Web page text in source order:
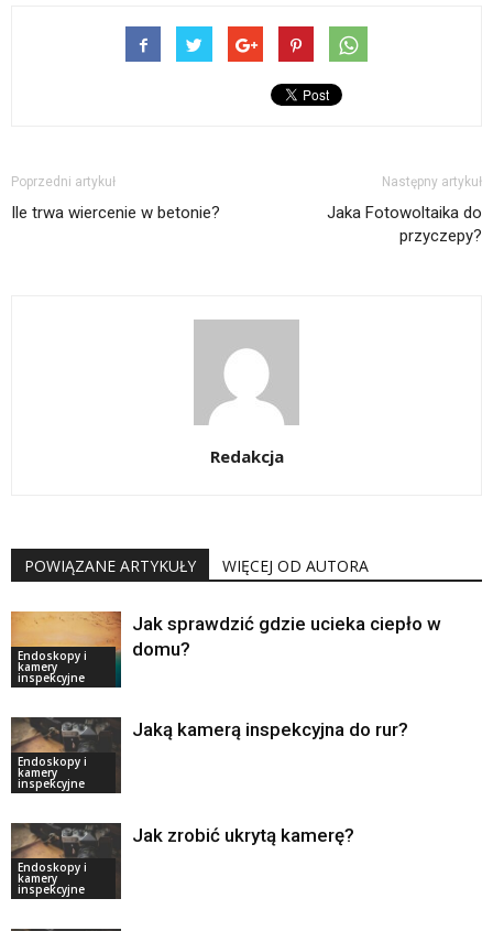
Poprzedni artykuł
Ile trwa wiercenie w betonie?
Następny artykuł
Jaka Fotowoltaika do
przyczepy?
Redakcja
POWIĄZANE ARTYKUŁY WIĘCEJ OD AUTORA
Endoskopy i
kamery
inspekcyjne
Jak sprawdzić gdzie ucieka ciepło w
domu?
Endoskopy i
kamery
inspekcyjne
Jaką kamerą inspekcyjna do rur?
Endoskopy i
kamery
inspekcyjne
Jak zrobić ukrytą kamerę?